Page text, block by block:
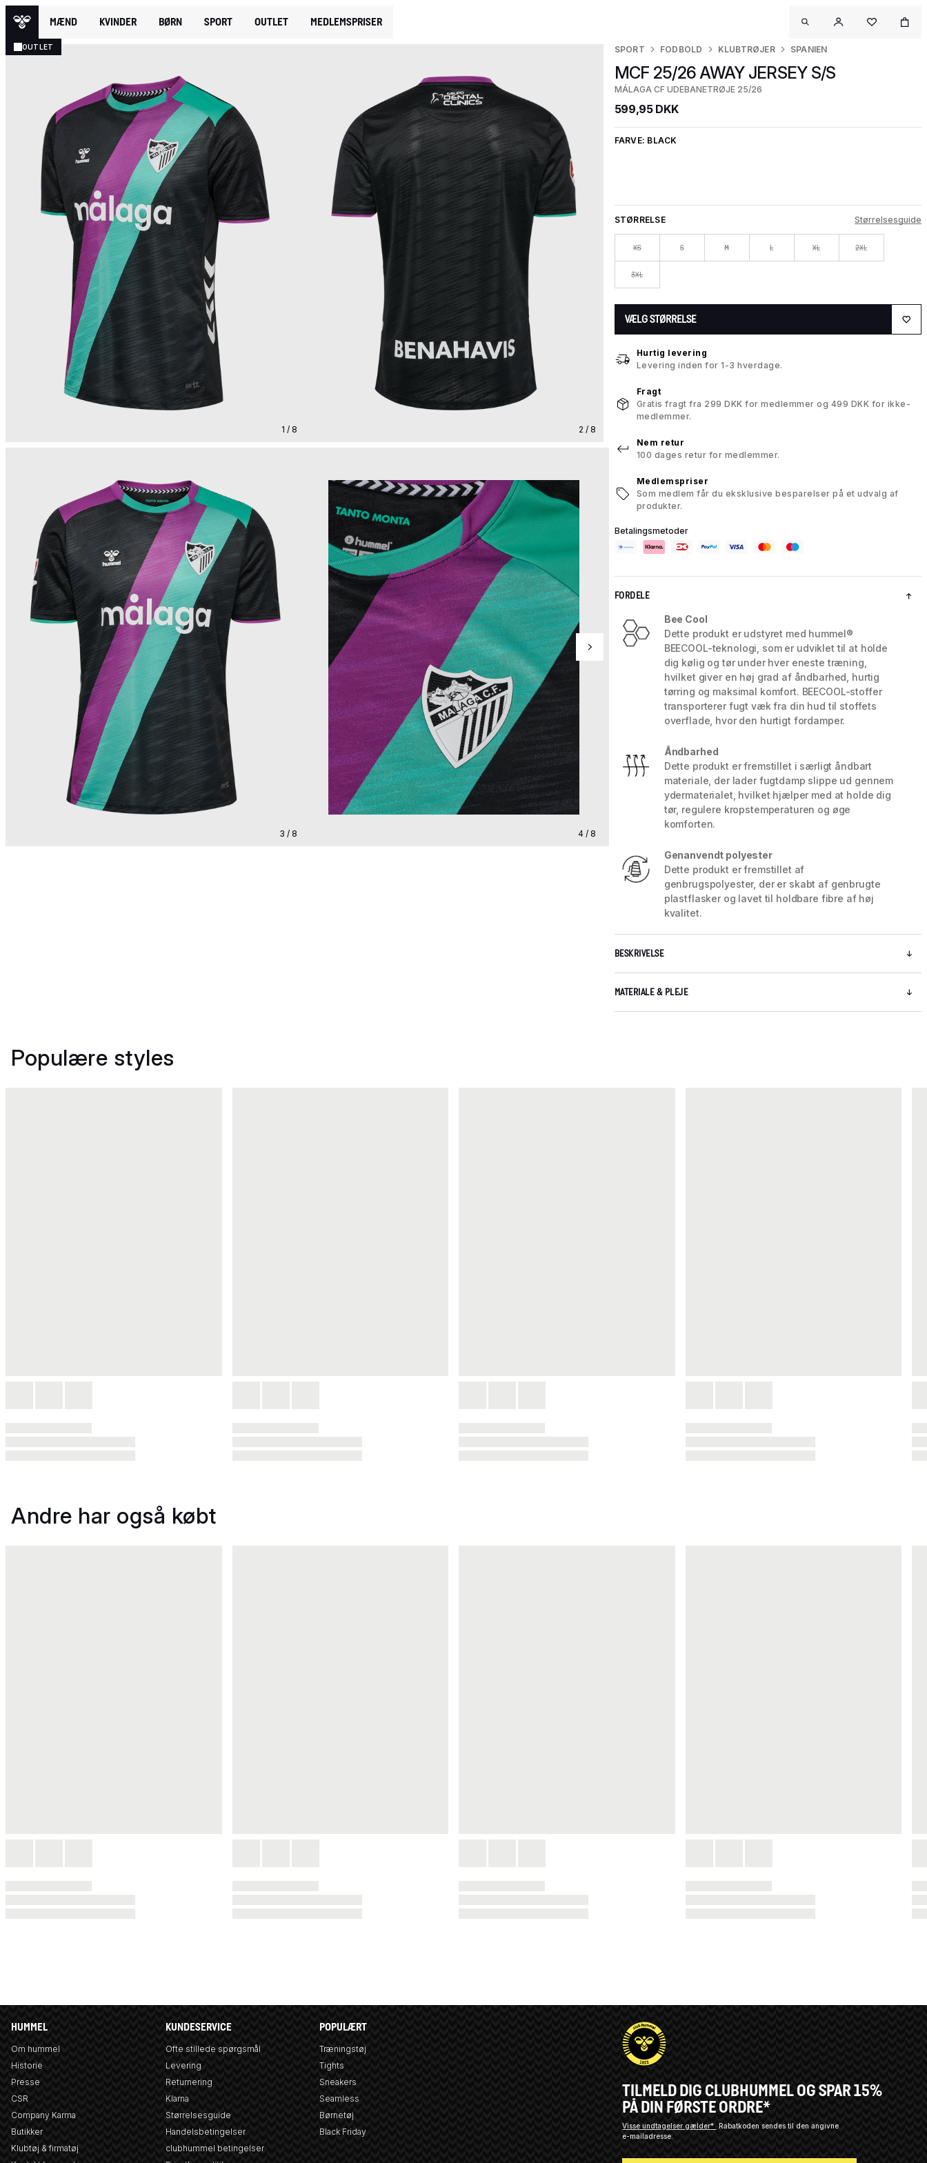
MÆND KVINDER BØRN SPORT OUTLET MEDLEMSPRISER
OUTLET
1 / 8 2 / 8
3 / 8 4 / 8
SPORT FODBOLD KLUBTRØJER SPANIEN
MCF 25/26 AWAY JERSEY S/S
MÁLAGA CF UDEBANETRØJE 25/26
599,95 DKK
FARVE: BLACK
STØRRELSE Størrelsesguide
XS S M L XL 2XL
3XL
VÆLG STØRRELSE
Hurtig levering
Levering inden for 1-3 hverdage.
Fragt
Gratis fragt fra 299 DKK for medlemmer og 499 DKK for ikke-
medlemmer.
Nem retur
100 dages retur for medlemmer.
Medlemspriser
Som medlem får du eksklusive besparelser på et udvalg af
produkter.
Betalingsmetoder
FORDELE
Bee Cool
Dette produkt er udstyret med hummel®
BEECOOL-teknologi, som er udviklet til at holde
dig kølig og tør under hver eneste træning,
hvilket giver en høj grad af åndbarhed, hurtig
tørring og maksimal komfort. BEECOOL-stoffer
transporterer fugt væk fra din hud til stoffets
overflade, hvor den hurtigt fordamper.
Åndbarhed
Dette produkt er fremstillet i særligt åndbart
materiale, der lader fugtdamp slippe ud gennem
ydermaterialet, hvilket hjælper med at holde dig
tør, regulere kropstemperaturen og øge
komforten.
Genanvendt polyester
Dette produkt er fremstillet af
genbrugspolyester, der er skabt af genbrugte
plastflasker og lavet til holdbare fibre af høj
kvalitet.
BESKRIVELSE
MATERIALE & PLEJE
Populære styles
Andre har også købt
HUMMEL
Om hummel
Historie
Presse
CSR
Company Karma
Butikker
Klubtøj & firmatøj
KUNDESERVICE
Ofte stillede spørgsmål
Levering
Returnering
Klarna
Størrelsesguide
Handelsbetingelser
clubhummel betingelser
POPULÆRT
Træningstøj
Tights
Sneakers
Seamless
Børnetøj
Black Friday
TILMELD DIG CLUBHUMMEL OG SPAR 15%
PÅ DIN FØRSTE ORDRE*
Visse undtagelser gælder*
Rabatkoden sendes til den angivne
e-mailadresse.